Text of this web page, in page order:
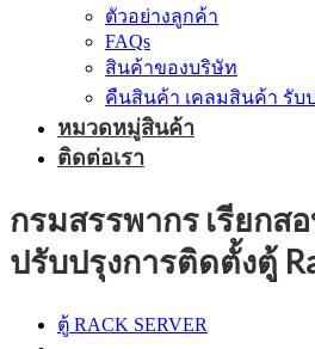
ตัวอย่างลูกค้า
FAQs
สินค้าของบริษัท
คืนสินค้า เคลมสินค้า รับ
หมวดหมู่สินค้า
ติดต่อเรา
กรมสรรพากร เรียกส
ปรับปรุงการติดตั้งตู้
ตู้ RACK SERVER